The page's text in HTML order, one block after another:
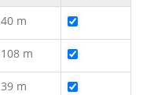
40 m
108 m
39 m